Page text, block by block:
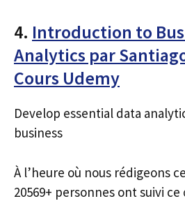
4. Introduction to
Analytics par
Cours Udemy
Develop essential data
business
À l’heure où nous rédigeons
20569+ personnes ont suivi